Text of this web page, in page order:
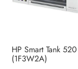
HP Smart Tank 520
(1F3W2A)